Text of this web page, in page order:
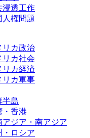
浸透工作
人権問題
リカ政治
リカ社会
リカ経済
リカ軍事
半島
・香港
アジア・南アジア
・ロシア